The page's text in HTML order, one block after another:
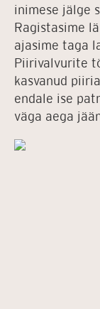
inimese jälge
Ragistasime
ajasime taga
Piirivalvurite
kasvanud
endale ise
väga aega